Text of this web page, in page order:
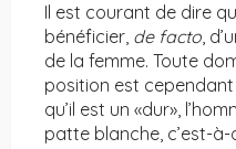
Il est courant de dire
bénéficier, de facto,
de la femme. Toute
position est
qu’il est un «dur»,
patte blanche, c’est-